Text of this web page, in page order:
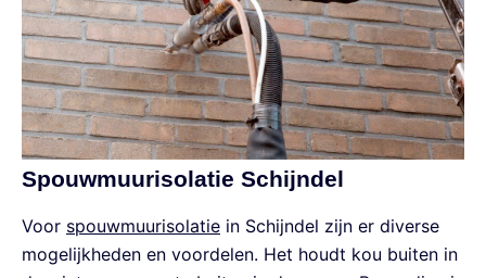
Spouwmuurisolatie Schijndel
Voor spouwmuurisolatie in Schijndel zijn er diverse
mogelijkheden en voordelen. Het houdt kou buiten in